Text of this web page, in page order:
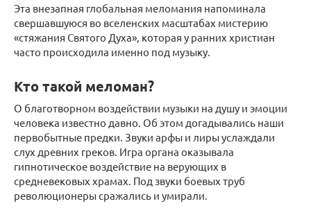
Эта внезапная глобальная меломания напоминала
свершавшуюся во вселенских масштабах мистерию
«стяжания Святого Духа», которая у ранних христиан
часто происходила именно под музыку.
Кто такой меломан?
О благотворном воздействии музыки на душу и эмоции
человека известно давно. Об этом догадывались наши
первобытные предки. Звуки арфы и лиры услаждали
слух древних греков. Игра органа оказывала
гипнотическое воздействие на верующих в
средневековых храмах. Под звуки боевых труб
революционеры сражались и умирали.